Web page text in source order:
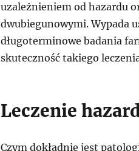
uzależnieniem od hazardu
dwubiegunowymi. Wypada
długoterminowe badania
skuteczność takiego
Leczenie
Czym dokładnie jest